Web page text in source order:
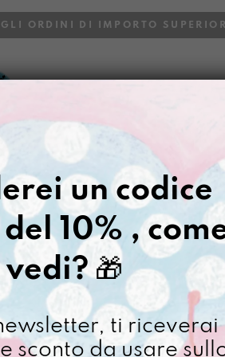
ORDINI DI IMPORTO
Gazpacho Orizzonte
€168,00
[ Zaino pc max 15": 42 x
Articolo in preordine
un codice
10% ,
🎁
ti riceverai
sconto da usare